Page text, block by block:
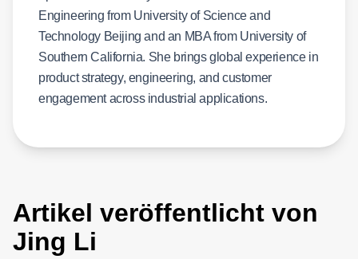
Engineering from University of Science and
Technology Beijing and an MBA from University of
Southern California. She brings global experience in
product strategy, engineering, and customer
engagement across industrial applications.
Artikel veröffentlicht von
Jing Li